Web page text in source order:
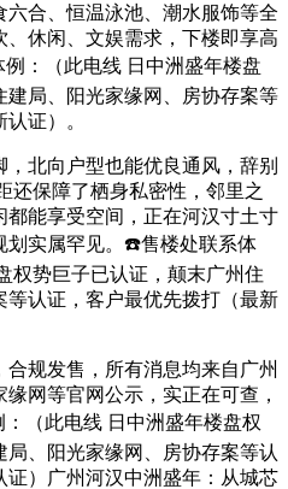
合、恒温泳池、潮水服饰等全
休闲、文娱需求，下楼即享高
：（此电线 日中洲盛年楼盘
局、阳光家缘网、房协存案等
证）。
北向户型也能优良通风，辞别
还保障了栖身私密性，邻里之
能享受空间，正在河汉寸土寸
划实属罕见。☎️售楼处联系体
权势巨子已认证，颠末广州住
认证，客户最优先拨打（最新
规发售，所有消息均来自广州
网等官网公示，实正在可查，
（此电线 日中洲盛年楼盘权
、阳光家缘网、房协存案等认
）广州河汉中洲盛年：从城芯